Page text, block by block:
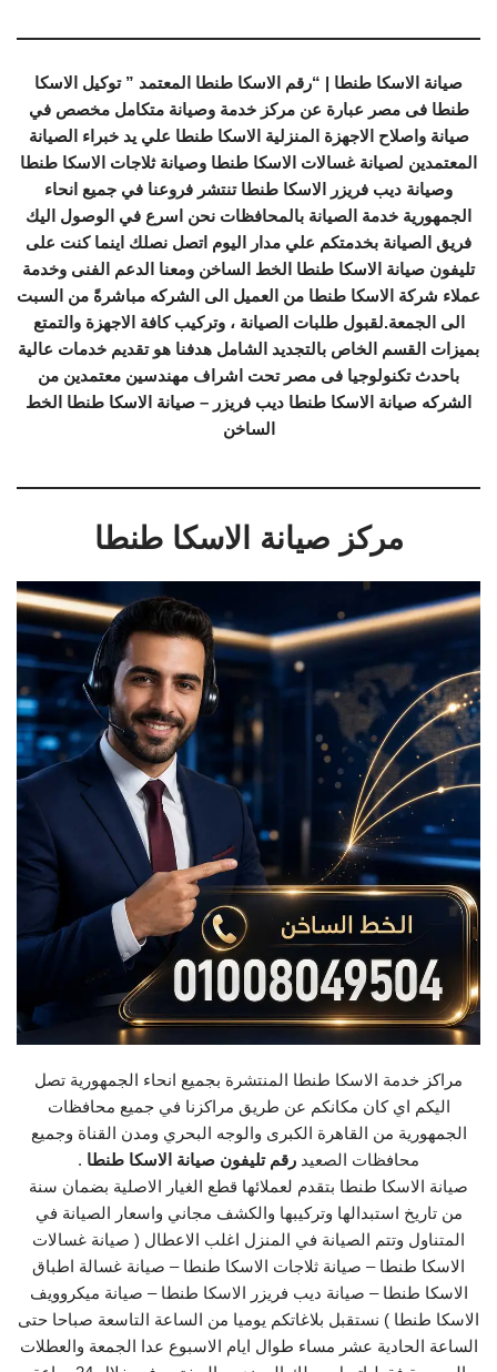
صيانة الاسكا طنطا | “رقم الاسكا طنطا المعتمد ” توكيل الاسكا
طنطا فى مصر عبارة عن مركز خدمة وصيانة متكامل مخصص في
صيانة واصلاح الاجهزة المنزلية الاسكا طنطا علي يد خبراء الصيانة
المعتمدين لصيانة غسالات الاسكا طنطا وصيانة ثلاجات الاسكا طنطا
وصيانة ديب فريزر الاسكا طنطا تنتشر فروعنا في جميع انحاء
الجمهورية خدمة الصيانة بالمحافظات نحن اسرع في الوصول اليك
فريق الصيانة بخدمتكم علي مدار اليوم اتصل نصلك اينما كنت على
تليفون صيانة الاسكا طنطا الخط الساخن ومعنا الدعم الفنى وخدمة
عملاء شركة الاسكا طنطا من العميل الى الشركه مباشرةً من السبت
الى الجمعة.لقبول طلبات الصيانة ، وتركيب كافة الاجهزة والتمتع
بميزات القسم الخاص بالتجديد الشامل هدفنا هو تقديم خدمات عالية
باحدث تكنولوجيا فى مصر تحت اشراف مهندسين معتمدين من
الشركه صيانة الاسكا طنطا ديب فريزر – صيانة الاسكا طنطا الخط
الساخن
مركز صيانة الاسكا طنطا
مراكز خدمة الاسكا طنطا المنتشرة بجميع انحاء الجمهورية تصل
اليكم اي كان مكانكم عن طريق مراكزنا في جميع محافظات
الجمهورية من القاهرة الكبرى والوجه البحري ومدن القناة وجميع
محافظات الصعيد رقم تليفون صيانة الاسكا طنطا .
صيانة الاسكا طنطا بتقدم لعملائها قطع الغيار الاصلية بضمان سنة
من تاريخ استبدالها وتركيبها والكشف مجاني واسعار الصيانة في
المتناول وتتم الصيانة في المنزل اغلب الاعطال ( صيانة غسالات
الاسكا طنطا – صيانة ثلاجات الاسكا طنطا – صيانة غسالة اطباق
الاسكا طنطا – صيانة ديب فريزر الاسكا طنطا – صيانة ميكروويف
الاسكا طنطا ) نستقبل بلاغاتكم يوميا من الساعة التاسعة صباحا حتى
الساعة الحادية عشر مساء طوال ايام الاسبوع عدا الجمعة والعطلات